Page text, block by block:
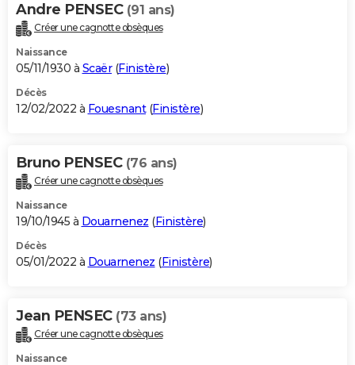
Andre PENSEC (91 ans)
Créer une cagnotte obsèques
Naissance
05/11/1930 à Scaër(Finistère)
Décès
12/02/2022 à Fouesnant(Finistère)
Bruno PENSEC (76 ans)
Créer une cagnotte obsèques
Naissance
19/10/1945 à Douarnenez (Finistère)
Décès
05/01/2022 à Douarnenez (Finistère)
Jean PENSEC (73 ans)
Créer une cagnotte obsèques
Naissance